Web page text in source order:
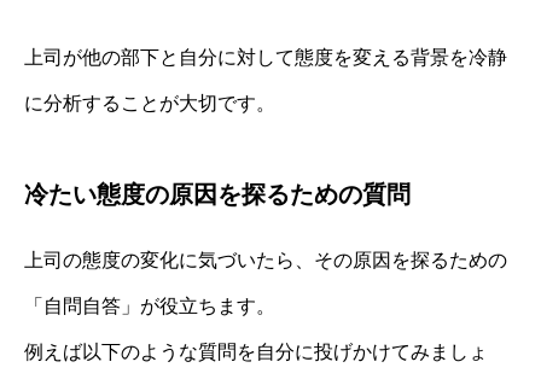
上司が他の部下と自分に対して態度を変える背景を冷静
に分析することが大切です。
冷たい態度の原因を探るための質問
上司の態度の変化に気づいたら、その原因を探るための
「自問自答」が役立ちます。
例えば以下のような質問を自分に投げかけてみましょ